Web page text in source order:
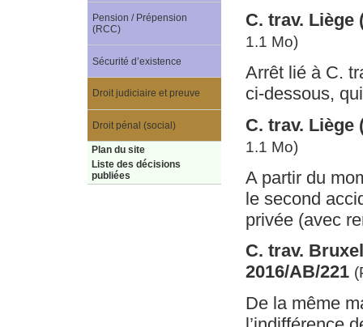
C. trav. Liège
1.1 Mo)
Arrêt lié à C.
ci-dessous,
C. trav. Liège
1.1 Mo)
A partir du
le second
privée (avec
C. trav.
2016/AB/221
De la même
Pension / Prépension
(RCC)
Sécurité d’existence
Droit judiciaire et preuve
Droit pénal (social)
Plan du site
Liste des décisions
publiées